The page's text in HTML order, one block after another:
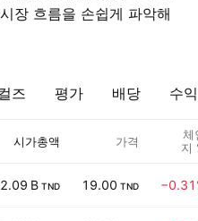
장 흐름을 손쉽게 파악해
즈 평가 배당 수
시가총액 가격
체
지
2.09 B TND 19.00 TND